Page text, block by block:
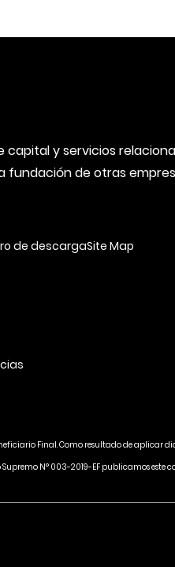
y servicios
fundación de otras
de descargaSite Map
Final. Como resultado de aplicar
N° 003-2019-EF publicamos este